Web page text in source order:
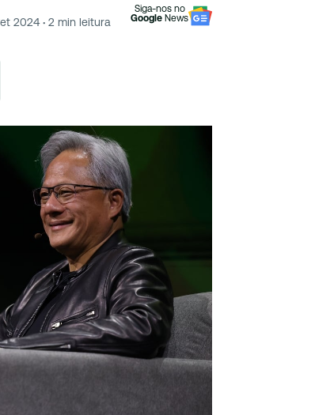
2024 · 2 min leitura
Siga-nos no
Google News